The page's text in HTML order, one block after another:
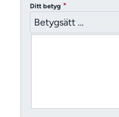
Ditt betyg *